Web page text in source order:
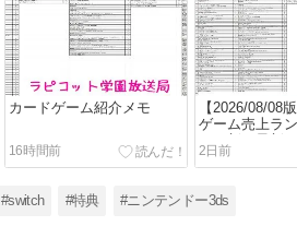
カードゲーム紹介メモ
16時間前
【2026/08/08
ゲーム売上ラ
日更新の最新
2日前
#switch #特典 #ニンテンドー3ds